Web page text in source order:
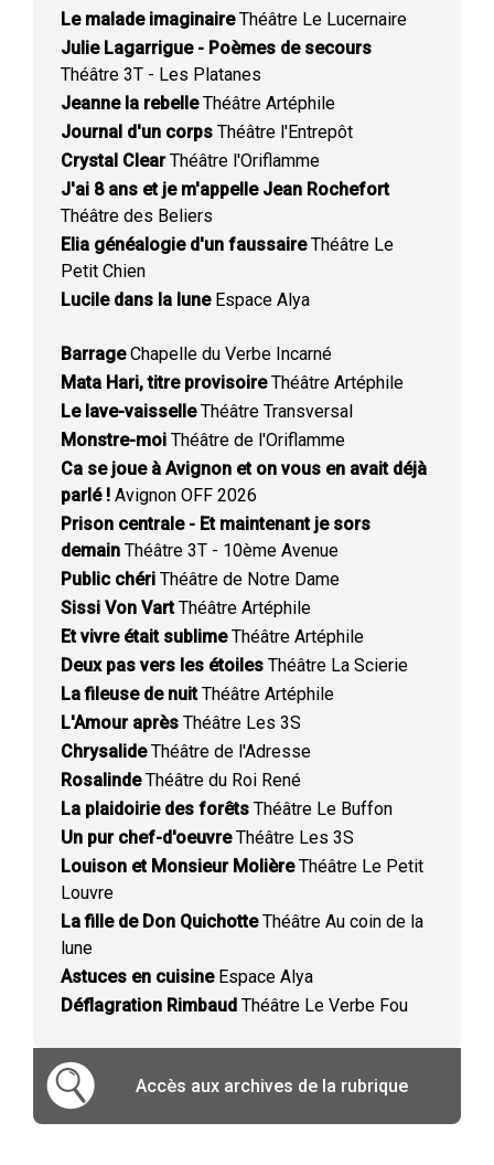
Le malade imaginaireThéâtre Le Lucernaire
Julie Lagarrigue - Poèmes de secours
Théâtre 3T - Les Platanes
Jeanne la rebelleThéâtre Artéphile
Journal d'un corps Théâtre l'Entrepôt
Crystal ClearThéâtre l'Oriflamme
J'ai 8 ans et je m'appelle Jean Rochefort
Théâtre des Beliers
Elia généalogie d'un faussaireThéâtre Le
Petit Chien
Lucile dans la luneEspace Alya
BarrageChapelle du Verbe Incarné
Mata Hari, titre provisoireThéâtre Artéphile
Le lave-vaisselleThéâtre Transversal
Monstre-moi Théâtre de l'Oriflamme
Ca se joue à Avignon et on vous en avait déjà
parlé ! Avignon OFF 2026
Prison centrale - Et maintenant je sors
demain Théâtre 3T - 10ème Avenue
Public chéri Théâtre de Notre Dame
Sissi Von VartThéâtre Artéphile
Et vivre était sublimeThéâtre Artéphile
Deux pas vers les étoiles Théâtre La Scierie
La fileuse de nuitThéâtre Artéphile
L'Amour après Théâtre Les 3S
ChrysalideThéâtre de l'Adresse
RosalindeThéâtre du Roi René
La plaidoirie des forêts Théâtre Le Buffon
Un pur chef-d'oeuvreThéâtre Les 3S
Louison et Monsieur MolièreThéâtre Le Petit
Louvre
La fille de Don QuichotteThéâtre Au coin de la
lune
Astuces en cuisineEspace Alya
Déflagration Rimbaud Théâtre Le Verbe Fou
Accès aux archives de la rubrique